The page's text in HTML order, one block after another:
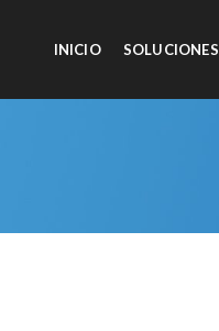
INICIO SOLUCIONES